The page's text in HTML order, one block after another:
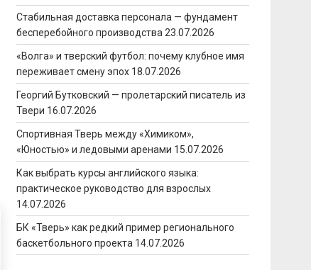
Стабильная доставка персонала — фундамент
бесперебойного производства 23.07.2026
«Волга» и тверский футбол: почему клубное имя
переживает смену эпох 18.07.2026
Георгий Бутковский — пролетарский писатель из
Твери 16.07.2026
Спортивная Тверь между «Химиком»,
«Юностью» и ледовыми аренами 15.07.2026
Как выбрать курсы английского языка:
практическое руководство для взрослых
14.07.2026
БК «Тверь» как редкий пример регионального
баскетбольного проекта 14.07.2026